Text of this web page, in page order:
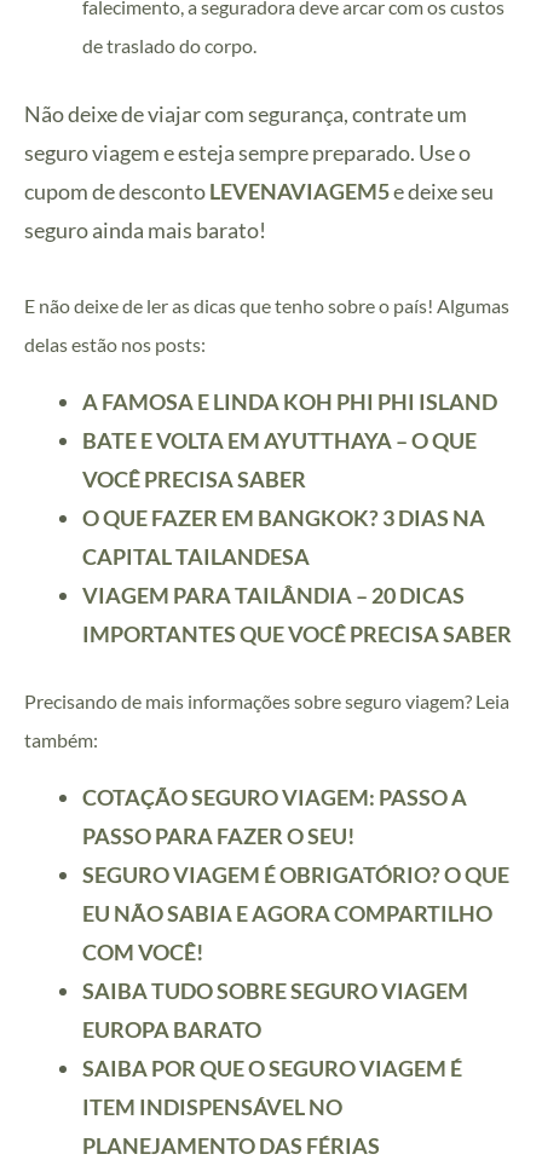
falecimento, a seguradora deve arcar com os custos
de traslado do corpo.
Não deixe de viajar com segurança, contrate um
seguro viagem e esteja sempre preparado. Use o
cupom de descontoLEVENAVIAGEM5e deixe seu
seguro ainda mais barato!
E não deixe de ler as dicas que tenho sobre o país! Algumas
delas estão nos posts:
A FAMOSA E LINDA KOH PHI PHI ISLAND
BATE E VOLTA EM AYUTTHAYA – O QUE
VOCÊ PRECISA SABER
O QUE FAZER EM BANGKOK? 3 DIAS NA
CAPITAL TAILANDESA
VIAGEM PARA TAILÂNDIA – 20 DICAS
IMPORTANTES QUE VOCÊ PRECISA SABER
Precisando de mais informações sobre seguro viagem? Leia
também:
COTAÇÃO SEGURO VIAGEM: PASSO A
PASSO PARA FAZER O SEU!
SEGURO VIAGEM É OBRIGATÓRIO? O QUE
EU NÃO SABIA E AGORA COMPARTILHO
COM VOCÊ!
SAIBA TUDO SOBRE SEGURO VIAGEM
EUROPA BARATO
SAIBA POR QUE O SEGURO VIAGEM É
ITEM INDISPENSÁVEL NO
PLANEJAMENTO DAS FÉRIAS